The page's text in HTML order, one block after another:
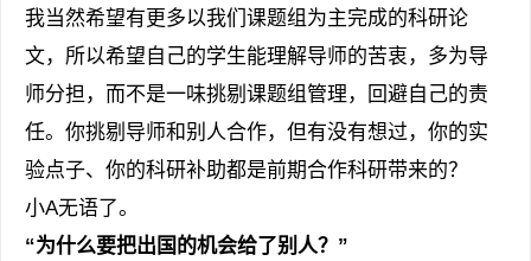
我当然希望有更多以我们课题组为主完成的科研论
文，所以希望自己的学生能理解导师的苦衷，多为导
师分担，而不是一味挑剔课题组管理，回避自己的责
任。你挑剔导师和别人合作，但有没有想过，你的实
验点子、你的科研补助都是前期合作科研带来的？
小A无语了。
“为什么要把出国的机会给了别人？”